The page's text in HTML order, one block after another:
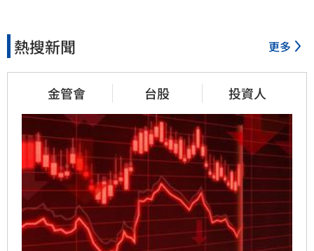
熱搜新聞 更多
金管會 台股 投資人